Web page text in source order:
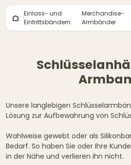
Einlass- und
Eintrittsbändern
Merchandise-
Armbänder
Unsere langlebigen
Lösung zur Aufbewahrung von
Wahlweise gewebt oder als
Bedarf. So haben Sie oder Ihre
in der Nähe und verlieren ihn nicht.